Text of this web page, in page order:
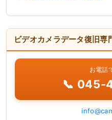
ビデオカメラデータ復旧専
お電話
📞 045-